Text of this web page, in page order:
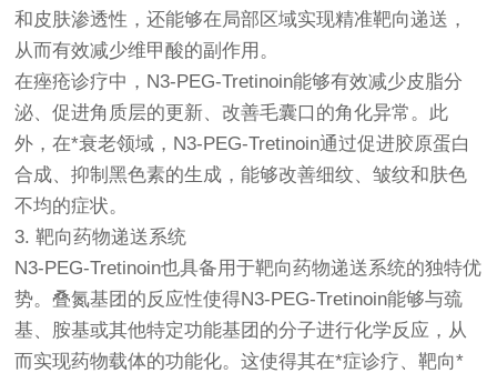
和皮肤渗透性，还能够在局部区域实现精准靶向递送，
从而有效减少维甲酸的副作用。
在痤疮诊疗中，N3-PEG-Tretinoin能够有效减少皮脂分
泌、促进角质层的更新、改善毛囊口的角化异常。此
外，在*衰老领域，N3-PEG-Tretinoin通过促进胶原蛋白
合成、抑制黑色素的生成，能够改善细纹、皱纹和肤色
不均的症状。
3. 靶向药物递送系统
N3-PEG-Tretinoin也具备用于靶向药物递送系统的独特优
势。叠氮基团的反应性使得N3-PEG-Tretinoin能够与巯
基、胺基或其他特定功能基团的分子进行化学反应，从
而实现药物载体的功能化。这使得其在*症诊疗、靶向*